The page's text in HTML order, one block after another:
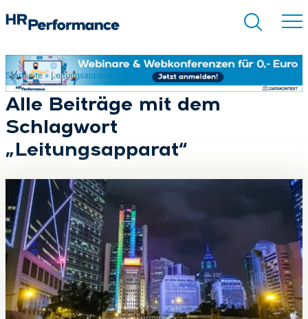
Suchen
Startseite» Leitungsapparat
Alle Beiträge mit dem
Schlagwort
„Leitungsapparat“